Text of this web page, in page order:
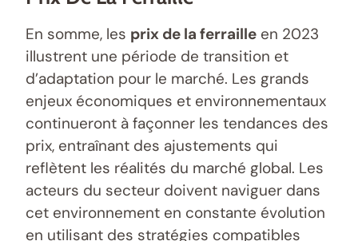
En somme, les prix de la ferraille en 2023
illustrent une période de transition et
d’adaptation pour le marché. Les grands
enjeux économiques et environnementaux
continueront à façonner les tendances des
prix, entraînant des ajustements qui
reflètent les réalités du marché global. Les
acteurs du secteur doivent naviguer dans
cet environnement en constante évolution
en utilisant des stratégies compatibles